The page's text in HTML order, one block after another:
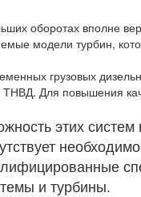
оборотах вполне
модели турбин,
грузовых
ТНВД. Для повышения
этих
и турбины.